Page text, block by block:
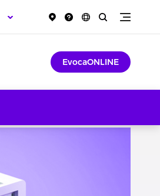
EvocaONLINE